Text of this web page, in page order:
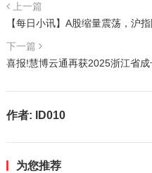
上一篇
【每日小讯】A股缩量震荡，沪
下一篇
喜报!慧博云通再获2025浙江省
作者: ID010
为您推荐